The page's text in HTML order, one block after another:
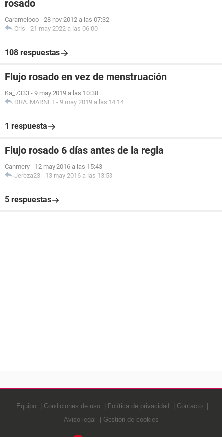
rosado
Caramelooo - 28 nov 2012 a las 07:32
Cris - 21 may 2022 a las 06:00
108 respuestas
Flujo rosado en vez de menstruación
Ka_7333 - 9 may 2019 a las 10:38
DRA. MARNET - 9 may 2019 a las 14:14
1 respuesta
Flujo rosado 6 días antes de la regla
Canmery - 12 may 2016 a las 15:43
Jereza23 - 13 may 2016 a las 13:53
5 respuestas
Equipo Condiciones de uso Política de privacidad
Contacto
Aviso legal
Gestión de cookies